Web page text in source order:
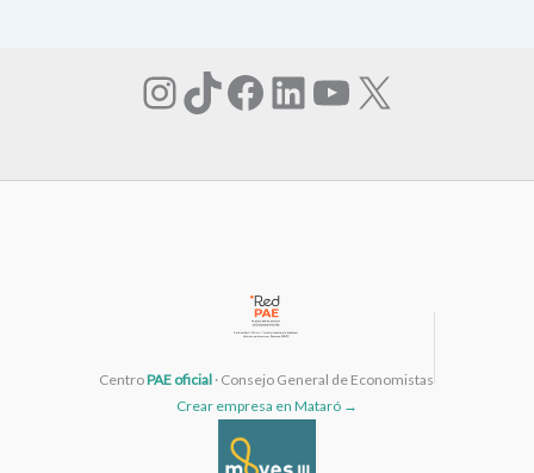
Instagram
TikTok
Facebook
LinkedIn
YouTube
X
CentroPAE oficial · Consejo General de Economistas
Crear empresa en Mataró →